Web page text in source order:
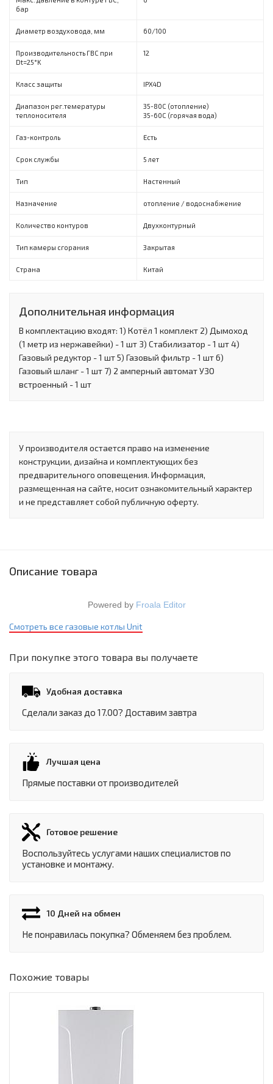
бар
Диаметр воздуховода, мм 60/100
Производительность ГВС при
Dt=25°K
12
Класс защиты IPX4D
Диапазон рег.темературы
теплоносителя
35-80С (отопление)
35-60С (горячая вода)
Газ-контроль Есть
Срок службы 5 лет
Тип Настенный
Назначение отопление / водоснабжение
Количество контуров Двухконтурный
Тип камеры сгорания Закрытая
Страна Китай
Дополнительная информация
В комплектацию входят: 1) Котёл 1 комплект 2) Дымоход
(1 метр из нержавейки) - 1 шт 3) Стабилизатор - 1 шт 4)
Газовый редуктор - 1 шт 5) Газовый фильтр - 1 шт 6)
Газовый шланг - 1 шт 7) 2 амперный автомат УЗО
встроенный - 1 шт
У производителя остается право на изменение
конструкции, дизайна и комплектующих без
предварительного оповещения. Информация,
размещенная на сайте, носит ознакомительный характер
и не представляет собой публичную оферту.
Описание товара
Powered by Froala Editor
Смотреть все газовые котлы Unit
При покупке этого товара вы получаете
Удобная доставка
Сделали заказ до 17.00? Доставим завтра
Лучшая цена
Прямые поставки от производителей
Готовое решение
Воспользуйтесь услугами наших специалистов по
установке и монтажу.
10 Дней на обмен
Не понравилась покупка? Обменяем без проблем.
Похожие товары